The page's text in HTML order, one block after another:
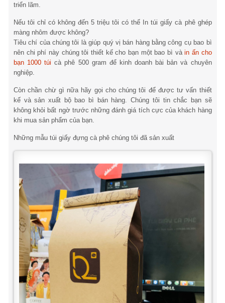
triển lãm.
Nếu tôi chỉ có không đến 5 triệu tôi có thể In túi giấy cà phê ghép
màng nhôm được không?
Tiêu chí của chúng tôi là giúp quý vị bán hàng bằng công cụ bao bì
nên chi phí này chúng tôi thiết kế cho bạn một bao bì vàin ấn cho
bạn 1000 túicà phê 500 gram để kinh doanh bài bản và chuyên
nghiệp.
Còn chần chừ gì nữa hãy gọi cho chúng tôi để được tư vấn thiết
kế và sản xuất bộ bao bì bán hàng. Chúng tôi tin chắc bạn sẽ
không khỏi bất ngờ trước những đánh giá tích cực của khách hàng
khi mua sản phẩm của bạn.
Những mẫu túi giấy đựng cà phê chúng tôi đã sản xuất